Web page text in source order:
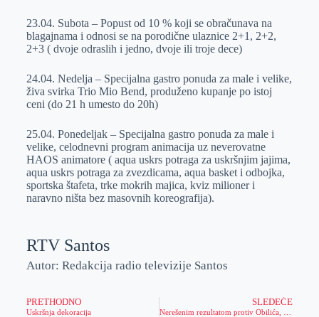
23.04. Subota – Popust od 10 % koji se obračunava na
blagajnama i odnosi se na porodične ulaznice 2+1, 2+2,
2+3 ( dvoje odraslih i jedno, dvoje ili troje dece)
24.04. Nedelja – Specijalna gastro ponuda za male i velike,
živa svirka Trio Mio Bend, produženo kupanje po istoj
ceni (do 21 h umesto do 20h)
25.04. Ponedeljak – Specijalna gastro ponuda za male i
velike, celodnevni program animacija uz neverovatne
HAOS animatore ( aqua uskrs potraga za uskršnjim jajima,
aqua uskrs potraga za zvezdicama, aqua basket i odbojka,
sportska štafeta, trke mokrih majica, kviz milioner i
naravno ništa bez masovnih koreografija).
RTV Santos
Autor: Redakcija radio televizije Santos
PRETHODNO
Uskršnja dekoracija
SLEDEĆE